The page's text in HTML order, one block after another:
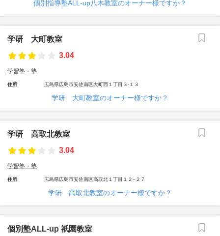
個別指導塾ALL-up八木教室のオーナー様ですか？
学研 大町教室
3.04
学習塾・塾
住所 広島県広島市安佐南区大町西１丁目３-１３
学研 大町教室のオーナー様ですか？
学研 高取北教室
3.04
学習塾・塾
住所 広島県広島市安佐南区高取北１丁目１２−２７
学研 高取北教室のオーナー様ですか？
個別塾ALL-up 祇園教室